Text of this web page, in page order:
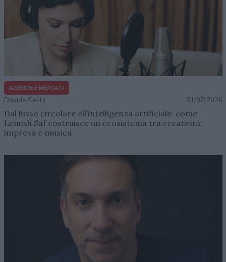
AZIENDE E MERCATI
Davide Sechi 31/07/2026
Dal lusso circolare all’intelligenza artificiale: come
Lenush Saf costruisce un ecosistema tra creatività,
impresa e musica